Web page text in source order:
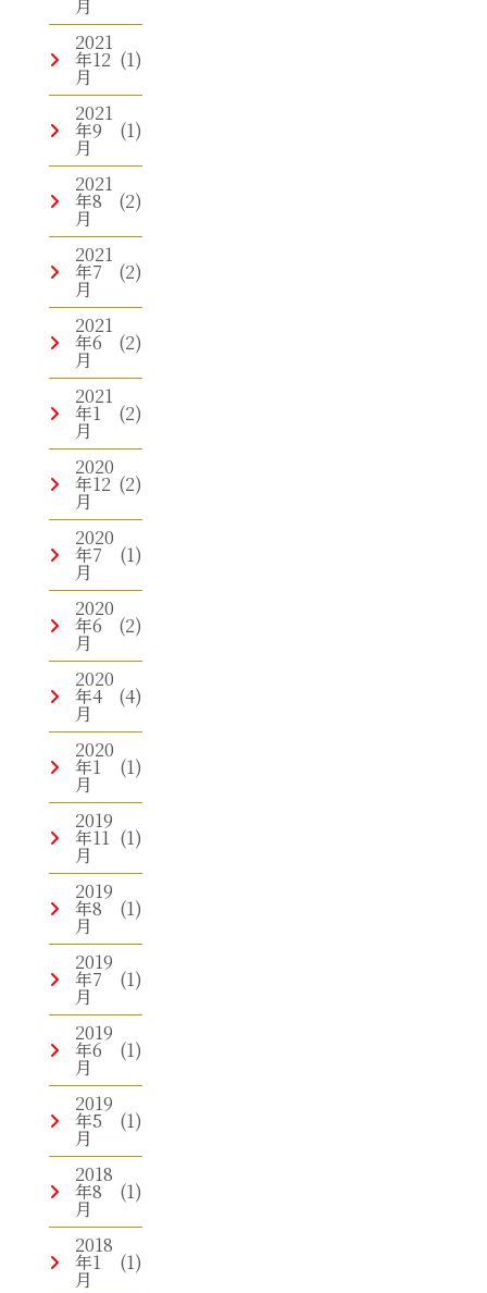
月
2021
年12
月
(1)
2021
年9
月
(1)
2021
年8
月
(2)
2021
年7
月
(2)
2021
年6
月
(2)
2021
年1
月
(2)
2020
年12
月
(2)
2020
年7
月
(1)
2020
年6
月
(2)
2020
年4
月
(4)
2020
年1
月
(1)
2019
年11
月
(1)
2019
年8
月
(1)
2019
年7
月
(1)
2019
年6
月
(1)
2019
年5
月
(1)
2018
年8
月
(1)
2018
年1
月
(1)